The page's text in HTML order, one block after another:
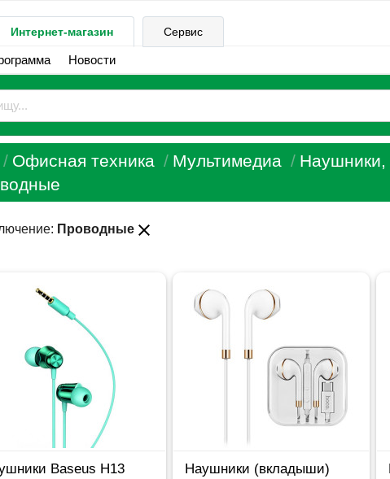
Интернет-магазин Сервис
Новости
Офисная техника Мультимедиа Наушники,
Проводные close
Baseus H13
Наушники (вкладыши)